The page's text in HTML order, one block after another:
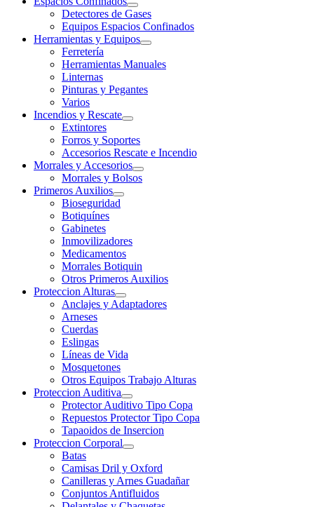
Detectores de Gases
Equipos Espacios Confinados
Herramientas y Equipos
Ferretería
Herramientas Manuales
Linternas
Pinturas y Pegantes
Varios
Incendios y Rescate
Extintores
Forros y Soportes
Accesorios Rescate e Incendio
Morrales y Accesorios
Morrales y Bolsos
Primeros Auxilios
Bioseguridad
Botiquínes
Gabinetes
Inmovilizadores
Medicamentos
Morrales Botiquin
Otros Primeros Auxilios
Proteccion Alturas
Anclajes y Adaptadores
Arneses
Cuerdas
Eslingas
Líneas de Vida
Mosquetones
Otros Equipos Trabajo Alturas
Proteccion Auditiva
Protector Auditivo Tipo Copa
Repuestos Protector Tipo Copa
Tapaoidos de Insercion
Proteccion Corporal
Batas
Camisas Dril y Oxford
Canilleras y Arnes Guadañar
Conjuntos Antifluidos